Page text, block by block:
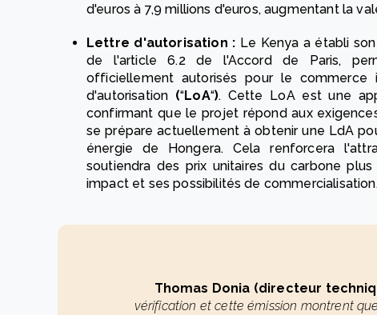
d'euros à 7,9 millions d'euros, augmentant la
Lettre d'autorisation : Le Kenya a établi
de l'article 6.2 de l'Accord de Paris,
officiellement autorisés pour le
d'autorisation (“LoA“). Cette LoA est une
confirmant que le projet répond aux
se prépare actuellement à obtenir une LdA
énergie de Hongera. Cela renforcera
soutiendra des prix unitaires du carbone
impact et ses possibilités de
Thomas Donia (directeur
vérification et cette émission montrent